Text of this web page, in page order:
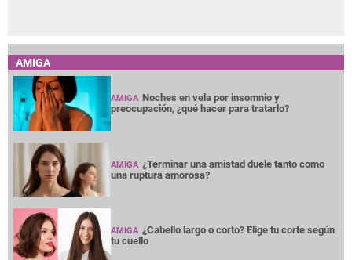
AMIGA
AMIGA Noches en vela por insomnio y
preocupación, ¿qué hacer para tratarlo?
AMIGA ¿Terminar una amistad duele tanto como
una ruptura amorosa?
AMIGA ¿Cabello largo o corto? Elige tu corte según
tu cuello